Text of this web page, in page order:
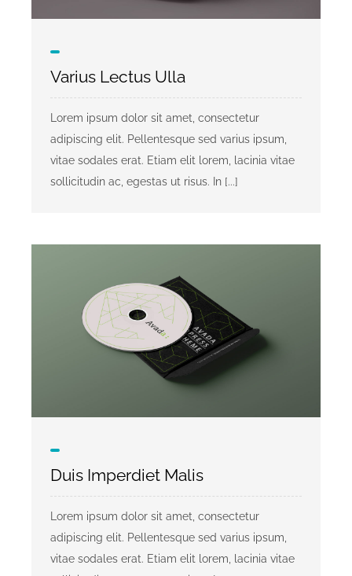
Varius Lectus Ulla
Lorem ipsum dolor sit amet, consectetur
adipiscing elit. Pellentesque sed varius ipsum,
vitae sodales erat. Etiam elit lorem, lacinia vitae
sollicitudin ac, egestas ut risus. In [...]
Duis Imperdiet Malis
Lorem ipsum dolor sit amet, consectetur
adipiscing elit. Pellentesque sed varius ipsum,
vitae sodales erat. Etiam elit lorem, lacinia vitae